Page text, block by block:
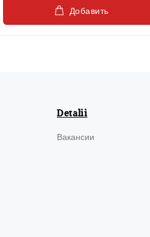
Добавить
Detalii
Вакансии